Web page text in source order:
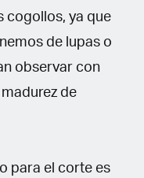
cogollos, ya que
de lupas o
observar con
de
para el corte es